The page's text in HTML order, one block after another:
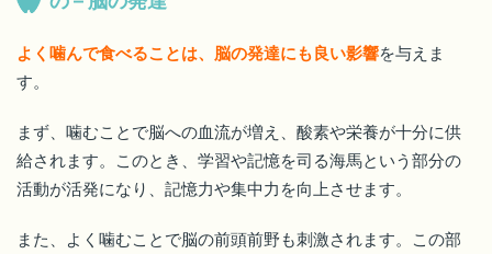
よく噛んで食べることは、脳の発達にも良い影響を与えま
す。
まず、噛むことで脳への血流が増え、酸素や栄養が十分に供
給されます。このとき、学習や記憶を司る海馬という部分の
活動が活発になり、記憶力や集中力を向上させます。
また、よく噛むことで脳の前頭前野も刺激されます。この部